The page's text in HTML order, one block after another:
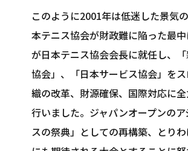
このように2001年は低迷した景気
本テニス協会が財政難に陥った最
が日本テニス協会会長に就任し、
協会」、「日本サービス協会」を
織の改革、財源確保、国際対応に
行いました。ジャパンオープンの
スの祭典」としての再構築、とり